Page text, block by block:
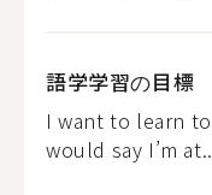
語学学習の目標
I want to learn
would say I’m